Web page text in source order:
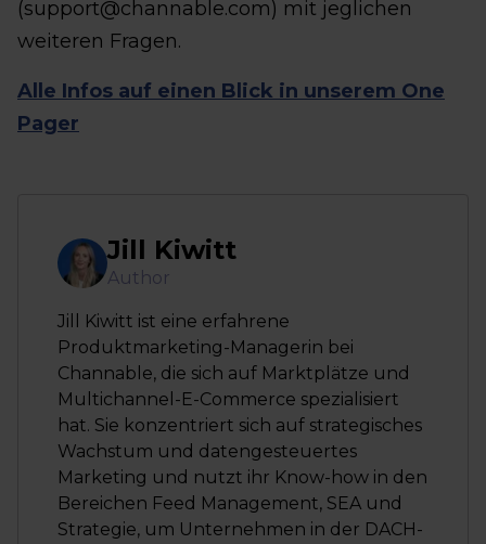
(support@channable.com) mit jeglichen
weiteren Fragen.
Alle Infos auf einen Blick in unserem One
Pager
Jill Kiwitt
Author
Jill Kiwitt ist eine erfahrene
Produktmarketing-Managerin bei
Channable, die sich auf Marktplätze und
Multichannel-E-Commerce spezialisiert
hat. Sie konzentriert sich auf strategisches
Wachstum und datengesteuertes
Marketing und nutzt ihr Know-how in den
Bereichen Feed Management, SEA und
Strategie, um Unternehmen in der DACH-